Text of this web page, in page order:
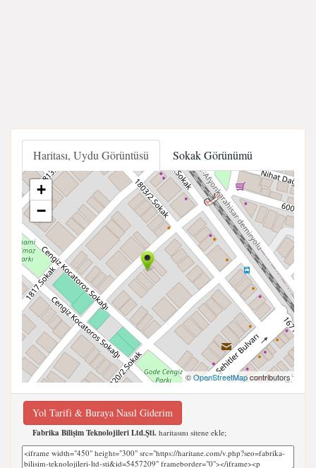
Haritası, Uydu Görüntüsü Sokak Görünümü
+
−
©OpenStreetMapcontributors
Yol Tarifi & Buraya Nasıl Giderim
Fabrika Bilişim Teknolojileri Ltd.Şti. haritasını sitene ekle;